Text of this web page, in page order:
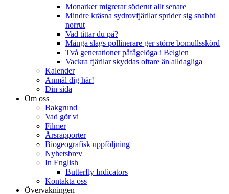
Monarker migrerar söderut allt senare
Mindre kräsna sydrovfjärilar sprider sig snabbt
norrut
Vad tittar du på?
Många slags pollinerare ger större bomullsskörd
Två generationer påfågelöga i Belgien
Vackra fjärilar skyddas oftare än alldagliga
Kalender
Anmäl dig här!
Din sida
Om oss
Bakgrund
Vad gör vi
Filmer
Årsrapporter
Biogeografisk uppföljning
Nyhetsbrev
In English
Butterfly Indicators
Kontakta oss
Övervakningen